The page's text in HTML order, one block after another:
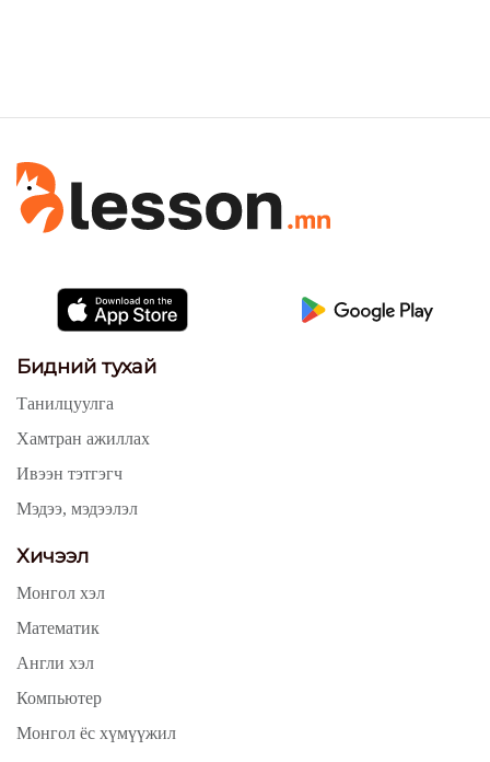
Бидний тухай
Танилцуулга
Хамтран ажиллах
Ивээн тэтгэгч
Мэдээ, мэдээлэл
Хичээл
Монгол хэл
Математик
Англи хэл
Компьютер
Монгол ёс хүмүүжил